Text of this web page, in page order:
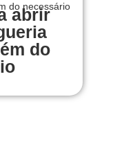
do necessário
abrir
do